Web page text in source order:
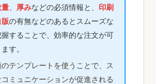
量 厚みなどの必須情報と、 印刷
版の有無などのあるとスムーズな
することで、効率的な注文が可
す。
のテンプレートを使うことで、ス
コミュニケーションが促進される